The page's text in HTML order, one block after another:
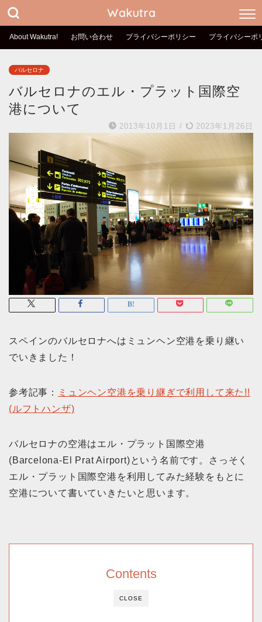
Wakutra
About Wakutra! お問い合わせ プライバシーポリシー プライバシーポ
バルセロナ
バルセロナのエル・プラット国際空
港について
2013年10月1日 / 2023年1月26日
スペインのバルセロナへはミュンヘン空港を乗り継い
でいきました！
参考記事：
ミュンヘン空港を乗り継ぎで利用して来た!!
(ルフトハンザ)
バルセロナの空港はエル・プラット国際空港
(Barcelona-El Prat Airport)という名前です。さっそく
エル・プラット国際空港を利用してみた経験をもとに
空港について書いていきたいと思います。
CLOSE
Contents